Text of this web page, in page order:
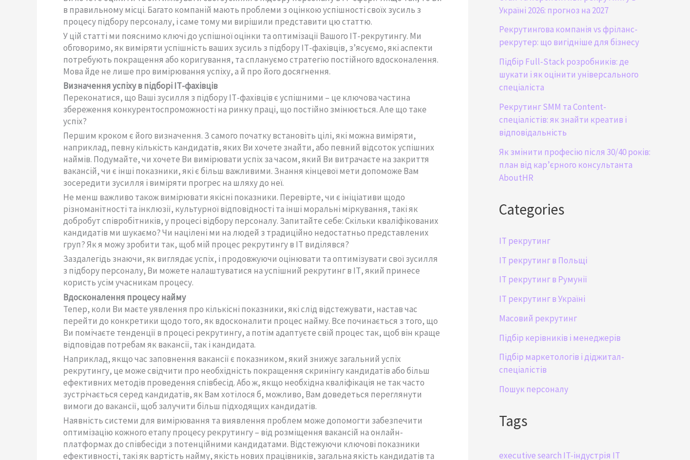
в правильному місці. Багато компаній мають проблеми з оцінкою успішності своїх зусиль з
процесу підбору персоналу, і саме тому ми вирішили представити цю статтю.
У цій статті ми пояснимо ключі до успішної оцінки та оптимізації Вашого ІТ-рекрутингу. Ми
обговоримо, як виміряти успішність ваших зусиль з підбору ІТ-фахівців, з’ясуємо, які аспекти
потребують покращення або коригування, та сплануємо стратегію постійного вдосконалення.
Мова йде не лише про вимірювання успіху, а й про його досягнення.
Визначення успіху в підборі ІТ-фахівців
Переконатися, що Ваші зусилля з підбору ІТ-фахівців є успішними – це ключова частина
збереження конкурентоспроможності на ринку праці, що постійно змінюється. Але що таке
успіх?
Першим кроком є його визначення. З самого початку встановіть цілі, які можна виміряти,
наприклад, певну кількість кандидатів, яких Ви хочете знайти, або певний відсоток успішних
наймів. Подумайте, чи хочете Ви вимірювати успіх за часом, який Ви витрачаєте на закриття
вакансій, чи є інші показники, які є більш важливими. Знання кінцевої мети допоможе Вам
зосередити зусилля і виміряти прогрес на шляху до неї.
Не менш важливо також вимірювати якісні показники. Перевірте, чи є ініціативи щодо
різноманітності та інклюзії, культурної відповідності та інші моральні міркування, такі як
добробут співробітників, у процесі відбору персоналу. Запитайте себе: Скільки кваліфікованих
кандидатів ми шукаємо? Чи націлені ми на людей з традиційно недостатньо представлених
груп? Як я можу зробити так, щоб мій процес рекрутингу в ІТ виділявся?
Заздалегідь знаючи, як виглядає успіх, і продовжуючи оцінювати та оптимізувати свої зусилля
з підбору персоналу, Ви можете налаштуватися на успішний рекрутинг в ІТ, який принесе
користь усім учасникам процесу.
Вдосконалення процесу найму
Тепер, коли Ви маєте уявлення про кількісні показники, які слід відстежувати, настав час
перейти до конкретики щодо того, як вдосконалити процес найму. Все починається з того, що
Ви помічаєте тенденції в процесі рекрутингу, а потім адаптуєте свій процес так, щоб він краще
відповідав потребам як вакансії, так і кандидата.
Наприклад, якщо час заповнення вакансії є показником, який знижує загальний успіх
рекрутингу, це може свідчити про необхідність покращення скринінгу кандидатів або більш
ефективних методів проведення співбесід. Або ж, якщо необхідна кваліфікація не так часто
зустрічається серед кандидатів, як Вам хотілося б, можливо, Вам доведеться переглянути
вимоги до вакансії, щоб залучити більш підходящих кандидатів.
Наявність системи для вимірювання та виявлення проблем може допомогти забезпечити
оптимізацію кожного етапу процесу рекрутингу – від розміщення вакансій на онлайн-
платформах до співбесіди з потенційними кандидатами. Відстежуючи ключові показники
ефективності, такі як вартість найму, якість нових працівників, загальна якість кандидатів та
Україні 2026: прогноз на 2027
Рекрутингова компанія vs фріланс-
рекрутер: що вигідніше для бізнесу
Підбір Full-Stack розробників: де
шукати і як оцінити універсального
спеціаліста
Рекрутинг SMM та Content-
спеціалістів: як знайти креатив і
відповідальність
Як змінити професію після 30/40 років:
план від кар’єрного консультанта
AboutHR
Categories
IT рекрутинг
IT рекрутинг в Польщі
IT рекрутинг в Румунії
IT рекрутинг в Україні
Масовий рекрутинг
Підбір керівників і менеджерів
Підбір маркетологів і діджитал-
спеціалістів
Пошук персоналу
Tags
executive search IT-індустрія IT